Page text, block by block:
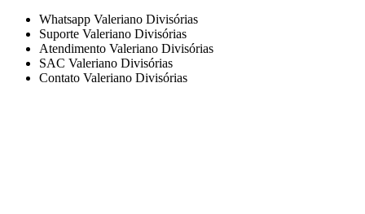
Whatsapp Valeriano Divisórias
Suporte Valeriano Divisórias
Atendimento Valeriano Divisórias
SAC Valeriano Divisórias
Contato Valeriano Divisórias